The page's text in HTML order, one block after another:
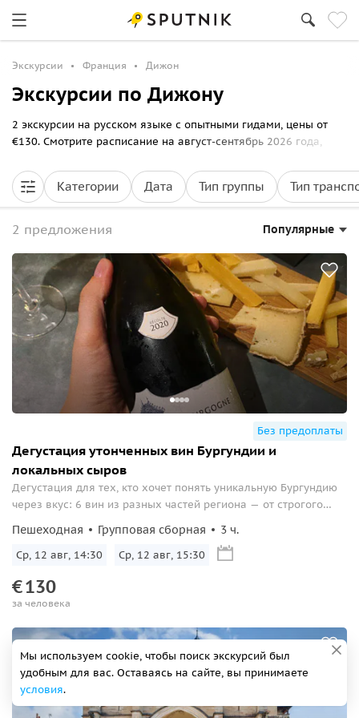
Экскурсии Франция Дижон
Экскурсии по Дижону
2 экскурсии на русском языке с опытными гидами, цены от
€130. Смотрите расписание на август-сентябрь 2026 года,
онлайн на Спутник8.
Категории Дата Тип группы Тип
2 предложения Популярные
Без предоплаты
Дегустация утонченных вин Бургундии и
локальных сыров
Дегустация для тех, кто хочет понять уникальную Бургундию
через вкус: 6 вин из разных частей региона — от строгого
внимательное знакомство с терруарами, стилями и
сочетаниями с местными сырами...
Пешеходная Групповая сборная 3 ч.
Ср, 12 авг, 14:30 Ср, 12 авг, 15:30
€130
за человека
Мы используем cookie, чтобы поиск экскурсий был
удобным для вас. Оставаясь на сайте, вы принимаете
условия.